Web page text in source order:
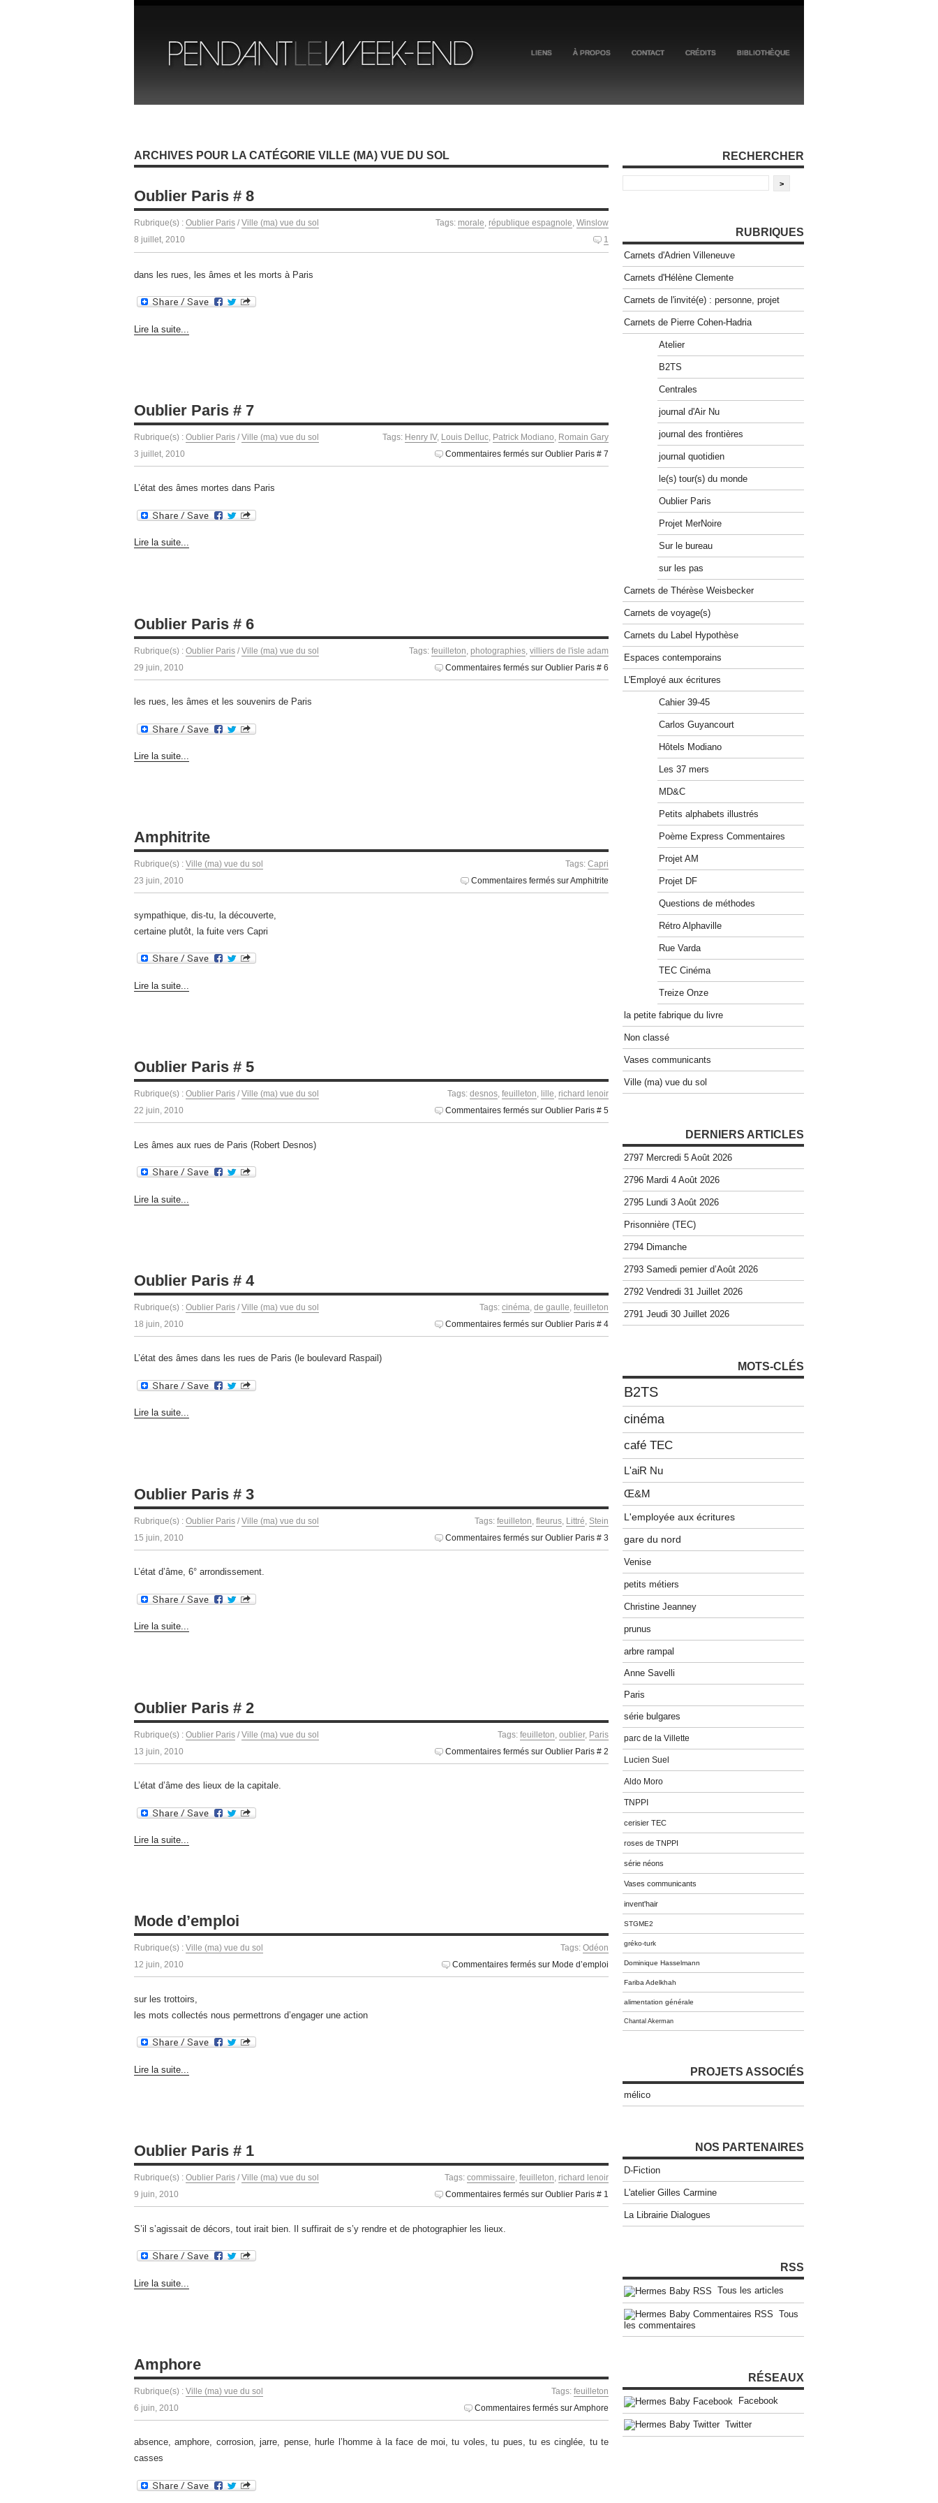
LIENS À PROPOS CONTACT CRÉDITS BIBLIOTHÈQUE
ARCHIVES POUR LA CATÉGORIE VILLE (MA) VUE DU SOL
Oublier Paris # 8
Rubrique(s) : Oublier Paris / Ville (ma) vue du sol Tags: morale, république espagnole, Winslow
8 juillet, 2010
1
dans les rues, les âmes et les morts à Paris
Lire la suite...
Oublier Paris # 7
Rubrique(s) : Oublier Paris / Ville (ma) vue du sol Tags: Henry IV, Louis Delluc Patrick Modiano Romain Gary
3 juillet, 2010
Commentaires fermés sur Oublier Paris # 7
L’état des âmes mortes dans Paris
Lire la suite...
Oublier Paris # 6
Rubrique(s) : Oublier Paris / Ville (ma) vue du sol Tags: feuilleton photographies villiers de l'isle adam
29 juin, 2010
Commentaires fermés sur Oublier Paris # 6
les rues, les âmes et les souvenirs de Paris
Lire la suite...
Amphitrite
Rubrique(s) : Ville (ma) vue du sol Tags: Capri
23 juin, 2010
Commentaires fermés sur Amphitrite
sympathique, dis-tu, la découverte,
certaine plutôt, la fuite vers Capri
Lire la suite...
Oublier Paris # 5
Rubrique(s) : Oublier Paris / Ville (ma) vue du sol Tags: desnos, feuilleton, lille, richard lenoir
22 juin, 2010
Commentaires fermés sur Oublier Paris # 5
Les âmes aux rues de Paris (Robert Desnos)
Lire la suite...
Oublier Paris # 4
Rubrique(s) : Oublier Paris / Ville (ma) vue du sol Tags: cinéma, de gaulle, feuilleton
18 juin, 2010
Commentaires fermés sur Oublier Paris # 4
L’état des âmes dans les rues de Paris (le boulevard Raspail)
Lire la suite...
Oublier Paris # 3
Rubrique(s) : Oublier Paris / Ville (ma) vue du sol Tags: feuilleton fleurus Littré Stein
15 juin, 2010
Commentaires fermés sur Oublier Paris # 3
L’état d’âme, 6° arrondissement.
Lire la suite...
Oublier Paris # 2
Rubrique(s) : Oublier Paris / Ville (ma) vue du sol Tags: feuilleton oublier, Paris
13 juin, 2010
Commentaires fermés sur Oublier Paris # 2
L’état d’âme des lieux de la capitale.
Lire la suite...
Mode d’emploi
Rubrique(s) : Ville (ma) vue du sol Tags: Odéon
12 juin, 2010
Commentaires fermés sur Mode d’emploi
sur les trottoirs,
les mots collectés nous permettrons d’engager une action
Lire la suite...
Oublier Paris # 1
Rubrique(s) : Oublier Paris / Ville (ma) vue du sol Tags: commissaire, feuilleton, richard lenoir
9 juin, 2010
Commentaires fermés sur Oublier Paris # 1
S’il s’agissait de décors, tout irait bien. Il suffirait de s’y rendre et de photographier les lieux.
Lire la suite...
Amphore
Rubrique(s) : Ville (ma) vue du sol Tags: feuilleton
6 juin, 2010
Commentaires fermés sur Amphore
absence, amphore, corrosion, jarre, pense, hurle l’homme à la face de moi, tu voles, tu pues, tu es cinglée, tu te
casses
RECHERCHER
RUBRIQUES
Carnets d'Adrien Villeneuve
Carnets d'Hélène Clemente
Carnets de l'invité(e) : personne, projet
Carnets de Pierre Cohen-Hadria
Atelier
B2TS
Centrales
journal d'Air Nu
journal des frontières
journal quotidien
le(s) tour(s) du monde
Oublier Paris
Projet MerNoire
Sur le bureau
sur les pas
Carnets de Thérèse Weisbecker
Carnets de voyage(s)
Carnets du Label Hypothèse
Espaces contemporains
L'Employé aux écritures
Cahier 39-45
Carlos Guyancourt
Hôtels Modiano
Les 37 mers
MD&C
Petits alphabets illustrés
Poème Express Commentaires
Projet AM
Projet DF
Questions de méthodes
Rétro Alphaville
Rue Varda
TEC Cinéma
Treize Onze
la petite fabrique du livre
Non classé
Vases communicants
Ville (ma) vue du sol
DERNIERS ARTICLES
2797 Mercredi 5 Août 2026
2796 Mardi 4 Août 2026
2795 Lundi 3 Août 2026
Prisonnière (TEC)
2794 Dimanche
2793 Samedi pemier d’Août 2026
2792 Vendredi 31 Juillet 2026
2791 Jeudi 30 Juillet 2026
MOTS-CLÉS
B2TS
cinéma
café TEC
L'aiR Nu
Œ&M
L'employée aux écritures
gare du nord
Venise
petits métiers
Christine Jeanney
prunus
arbre rampal
Anne Savelli
Paris
série bulgares
parc de la Villette
Lucien Suel
Aldo Moro
TNPPI
cerisier TEC
roses de TNPPI
série néons
Vases communicants
invent'hair
STGME2
gréko-turk
Dominique Hasselmann
Fariba Adelkhah
alimentation générale
Chantal Akerman
PROJETS ASSOCIÉS
mélico
NOS PARTENAIRES
D-Fiction
L'atelier Gilles Carmine
La Librairie Dialogues
RSS
Tous les articles
Tous
les commentaires
RÉSEAUX
Facebook
Twitter